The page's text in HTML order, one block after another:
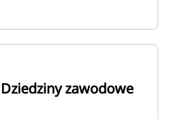
Dziedziny zawodowe